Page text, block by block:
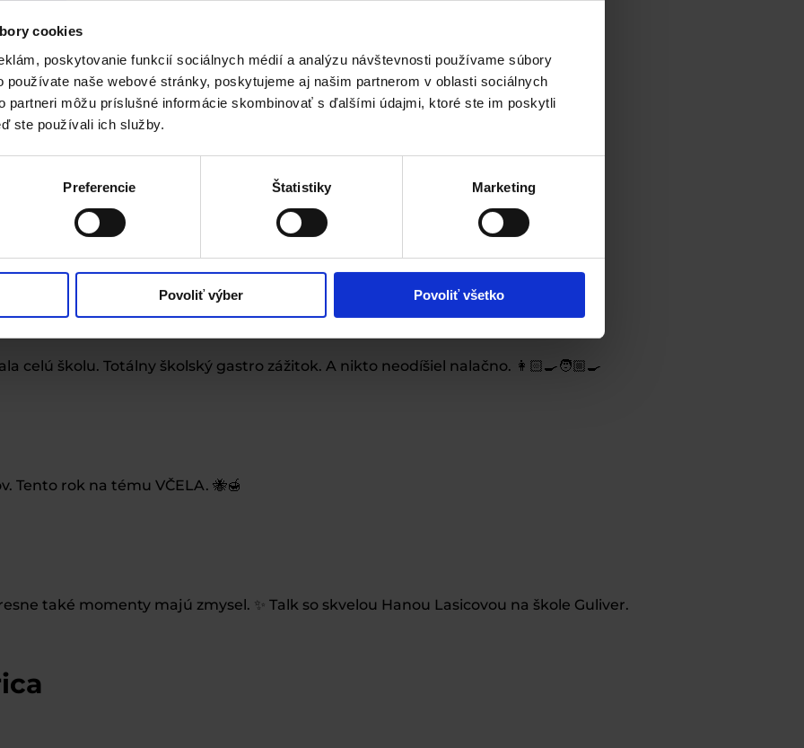
cookies
poskytovanie funkcií sociálnych médií a analýzu návštevnosti používame súbory
používate naše webové stránky, poskytujeme aj našim partnerom v oblasti sociálnych
partneri môžu príslušné informácie skombinovať s ďalšími údajmi, ktoré ste im poskytli
ste používali ich služby.
Preferencie Štatistiky Marketing
Povoliť výber Povoliť všetko
- 2030
celú školu. Totálny školský gastro zážitok. A nikto neodíšiel nalačno. 👩🏻‍🍳🧑🏼‍🍳
Tento rok na tému VČELA. 🐝🍯
také momenty majú zmysel. ✨ Talk so skvelou Hanou Lasicovou na škole Guliver.